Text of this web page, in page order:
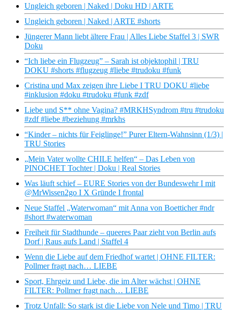
Ungleich geboren | Naked | Doku HD | ARTE
Ungleich geboren | Naked | ARTE #shorts
Jüngerer Mann liebt ältere Frau | Alles Liebe Staffel 3 | SWR
Doku
“Ich liebe ein Flugzeug” – Sarah ist objektophil | TRU
DOKU #shorts #flugzeug #liebe #trudoku #funk
Cristina und Max zeigen ihre Liebe I TRU DOKU #liebe
#inklusion #doku #trudoku #funk #zdf
Liebe und S** ohne Vagina? #MRKHSyndrom #tru #trudoku
#zdf #liebe #beziehung #mrkhs
“Kinder – nichts für Feiglinge!” Purer Eltern-Wahnsinn (1/3) |
TRU Stories
„Mein Vater wollte CHILE helfen“ – Das Leben von
PINOCHET Tochter | Doku | Real Stories
Was läuft schief – EURE Stories von der Bundeswehr I mit
@MrWissen2go I X Gründe I frontal
Neue Staffel „Waterwoman“ mit Anna von Boetticher #ndr
#short #waterwoman
Freiheit für Stadthunde – queeres Paar zieht von Berlin aufs
Dorf | Raus aufs Land | Staffel 4
Wenn die Liebe auf dem Friedhof wartet | OHNE FILTER:
Pollmer fragt nach… LIEBE
Sport, Ehrgeiz und Liebe, die im Alter wächst | OHNE
FILTER: Pollmer fragt nach… LIEBE
Trotz Unfall: So stark ist die Liebe von Nele und Timo | TRU